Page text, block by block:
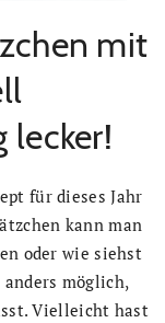
mit
lecker!
für dieses Jahr
kann man
oder wie siehst
möglich,
Vielleicht hast